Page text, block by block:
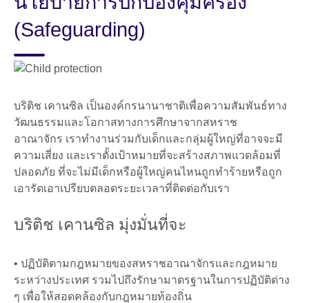
(Safeguarding)
บริติช เคานซิล เป็นองค์กรนานาชาติเพื่อความสัมพันธ์ทาง
วัฒนธรรมและโอกาสทางการศึกษาจากสหราช
อาณาจักร เราทำงานร่วมกับเด็กและกลุ่มผู้ใหญ่ที่อาจจะมี
ความเสี่ยง และเราตั้งเป้าหมายที่จะสร้างสภาพแวดล้อมที่
ปลอดภัย ที่จะไม่มีเด็กหรือผู้ใหญ่คนไหนถูกทำร้ายหรือถูก
เอารัดเอาเปรียบตลอดระยะเวลาที่ติดต่อกับเรา
บริติช เคานซิล มุ่งมั่นที่จะ
• ปฏิบัติตามกฎหมายของสหราชอาณาจักรและกฎหมาย
ระหว่างประเทศ รวมไปถึงรักษามาตรฐานในการปฏิบัติต่าง
ๆ เพื่อให้สอดคล้องกับกฎหมายท้องถิ่น